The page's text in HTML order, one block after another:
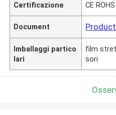
Certificazione CE ROHS
Document
Imballaggi partico
lari
film
sori